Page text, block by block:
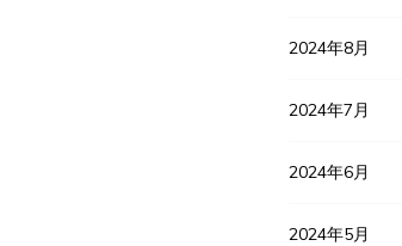
2024年8月
2024年7月
2024年6月
2024年5月